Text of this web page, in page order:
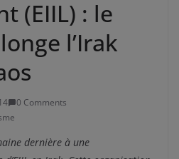
(EIIL) : le
l’Irak
0 Comments
dernière à une